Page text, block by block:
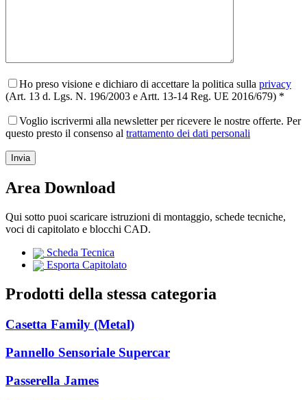
Ho preso visione e dichiaro di accettare la politica sulla privacy
(Art. 13 d. Lgs. N. 196/2003 e Artt. 13-14 Reg. UE 2016/679) *
Voglio iscrivermi alla newsletter per ricevere le nostre offerte. Per
questo presto il consenso al trattamento dei dati personali
Area Download
Qui sotto puoi scaricare istruzioni di montaggio, schede tecniche,
voci di capitolato e blocchi CAD.
Scheda Tecnica
Esporta Capitolato
Prodotti della stessa categoria
Casetta Family (Metal)
Pannello Sensoriale Supercar
Passerella James